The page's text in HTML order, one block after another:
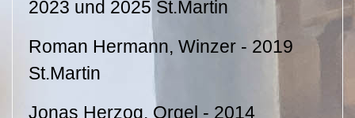
2023 und 2025 St.Martin
Roman Hermann, Winzer - 2019
St.Martin
Jonas Herzog, Orgel - 2014